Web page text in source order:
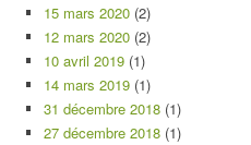
15 mars 2020 (2)
12 mars 2020 (2)
10 avril 2019 (1)
14 mars 2019 (1)
31 décembre 2018 (1)
27 décembre 2018 (1)